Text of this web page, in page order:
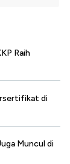
Raih
di
Muncul di